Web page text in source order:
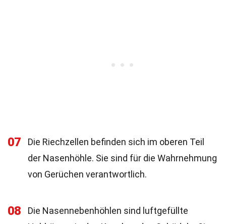
07
Die Riechzellen befinden sich im oberen Teil
der Nasenhöhle. Sie sind für die Wahrnehmung
von Gerüchen verantwortlich.
08
Die Nasennebenhöhlen sind luftgefüllte